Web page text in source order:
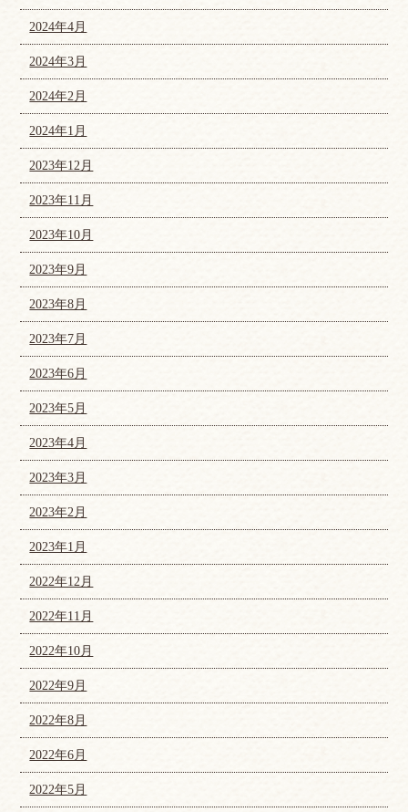
2024年4月
2024年3月
2024年2月
2024年1月
2023年12月
2023年11月
2023年10月
2023年9月
2023年8月
2023年7月
2023年6月
2023年5月
2023年4月
2023年3月
2023年2月
2023年1月
2022年12月
2022年11月
2022年10月
2022年9月
2022年8月
2022年6月
2022年5月